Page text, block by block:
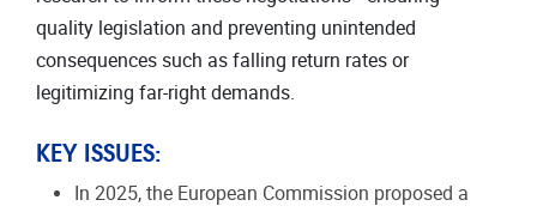
quality legislation and preventing unintended
consequences such as falling return rates or
legitimizing far-right demands.
KEY ISSUES:
In 2025, the European Commission proposed a